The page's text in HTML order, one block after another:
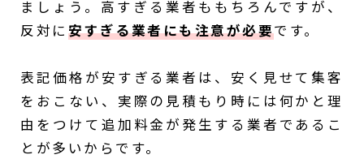
ましょう。高すぎる業者ももちろんですが、
反対に 安すぎる業者にも注意が必要です。
表記価格が安すぎる業者は、安く見せて集客
をおこない、実際の見積もり時には何かと理
由をつけて追加料金が発生する業者であるこ
とが多いからです。